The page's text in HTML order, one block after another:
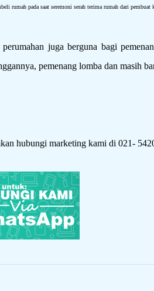
rumah pada saat seremoni serah terima rumah dari pembuat
juga berguna bagi
pemenang lomba dan masih
hubungi marketing kami di 021-